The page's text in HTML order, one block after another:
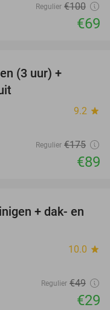
Regulier €100
€69
(3 uur) +
9.2 star
Regulier €175
€89
41%
+ dak- en
10.0 star
Regulier €49
€29